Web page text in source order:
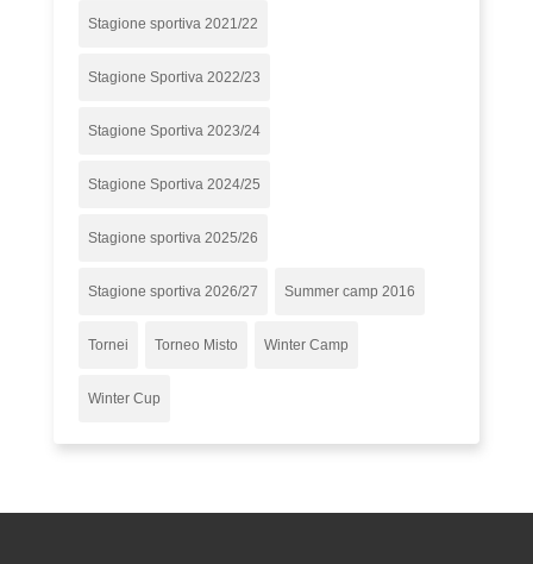
Stagione sportiva 2021/22
Stagione Sportiva 2022/23
Stagione Sportiva 2023/24
Stagione Sportiva 2024/25
Stagione sportiva 2025/26
Stagione sportiva 2026/27 Summer camp 2016
Tornei Torneo Misto Winter Camp
Winter Cup